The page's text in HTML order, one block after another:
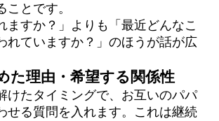
ことです。
ますか？」よりも「最近どんなこ
れていますか？」のほうが話が広
た理由・希望する関係性
けたタイミングで、お互いのパパ
せる質問を入れます。これは継続